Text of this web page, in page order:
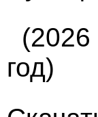
(2026
год)